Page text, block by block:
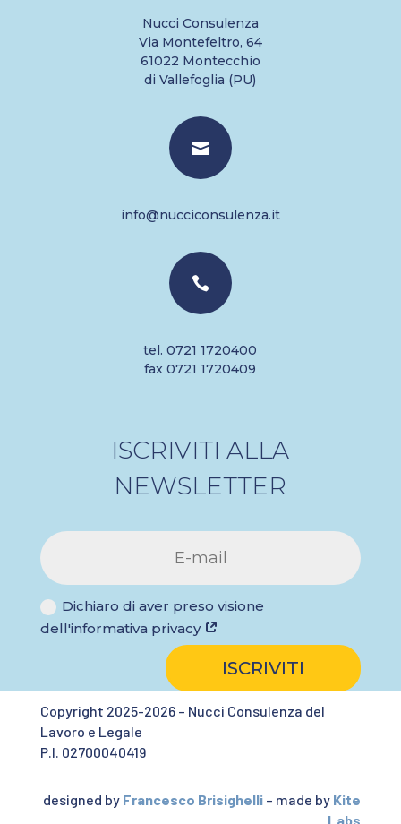
Nucci Consulenza
Via Montefeltro, 64
61022 Montecchio
di Vallefoglia (PU)

info@nucciconsulenza.it

tel. 0721 1720400
fax 0721 1720409
ISCRIVITI ALLA
NEWSLETTER
Dichiaro di aver preso visione
dell'informativa privacy
ISCRIVITI
Copyright 2025-2026 – Nucci Consulenza del
Lavoro e Legale
P.I. 02700040419
designed by Francesco Brisighelli – made by Kite
Labs